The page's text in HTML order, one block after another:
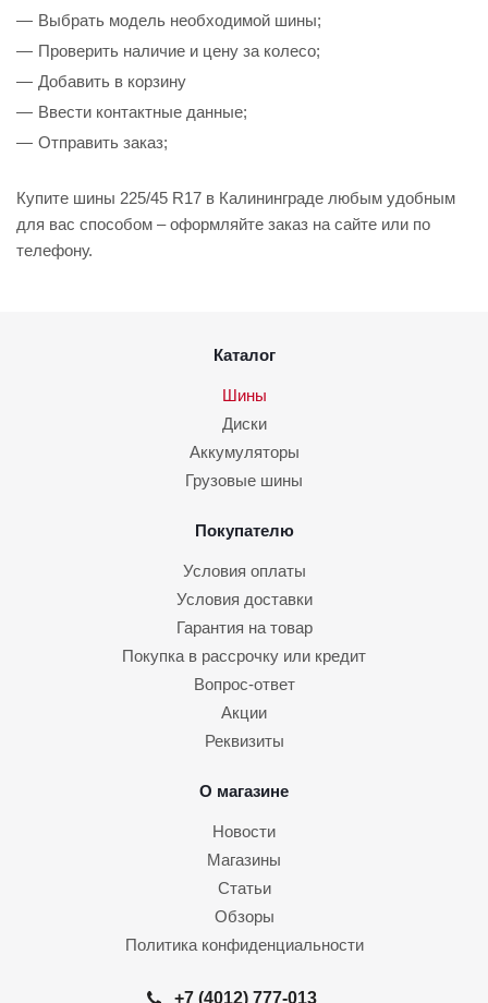
Выбрать модель необходимой шины;
Проверить наличие и цену за колесо;
Добавить в корзину
Ввести контактные данные;
Отправить заказ;
Купите шины 225/45 R17 в Калининграде любым удобным
для вас способом – оформляйте заказ на сайте или по
телефону.
Каталог
Шины
Диски
Аккумуляторы
Грузовые шины
Покупателю
Условия оплаты
Условия доставки
Гарантия на товар
Покупка в рассрочку или кредит
Вопрос-ответ
Акции
Реквизиты
О магазине
Новости
Магазины
Статьи
Обзоры
Политика конфиденциальности
+7 (4012) 777-013